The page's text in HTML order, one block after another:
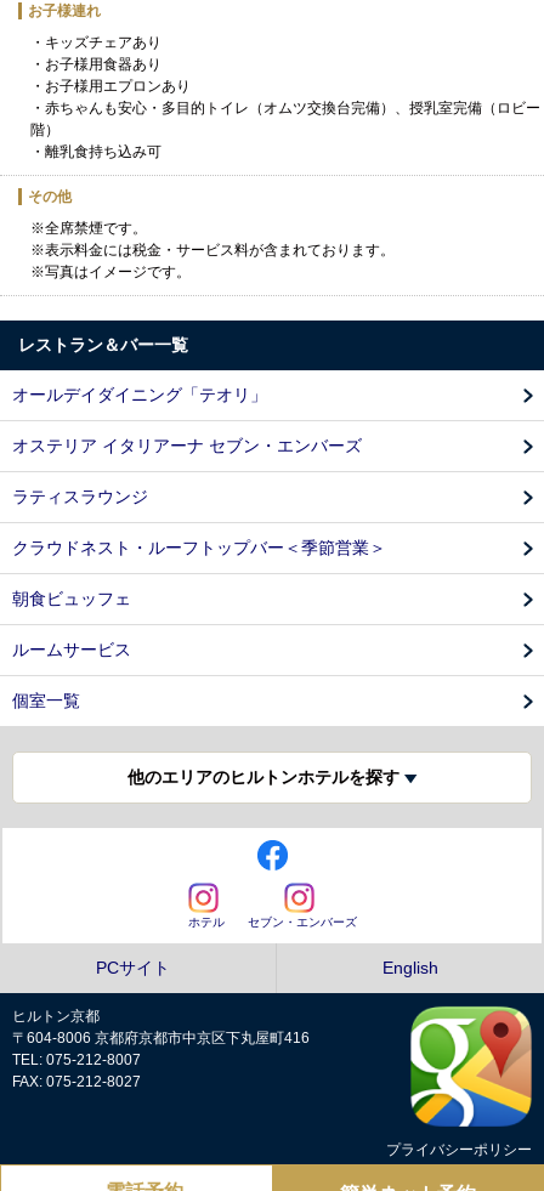
お子様連れ
・キッズチェアあり
・お子様用食器あり
・お子様用エプロンあり
・赤ちゃんも安心・多目的トイレ（オムツ交換台完備）、授乳室完備（ロビー
階）
・離乳食持ち込み可
その他
※全席禁煙です。
※表示料金には税金・サービス料が含まれております。
※写真はイメージです。
レストラン＆バー一覧
オールデイダイニング「テオリ」
オステリア イタリアーナ セブン・エンバーズ
ラティスラウンジ
クラウドネスト・ルーフトップバー＜季節営業＞
朝食ビュッフェ
ルームサービス
個室一覧
他のエリアのヒルトンホテルを探す
ホテル セブン・エンバーズ
PCサイト English
ヒルトン京都
〒604-8006 京都府京都市中京区下丸屋町416
TEL: 075-212-8007
FAX: 075-212-8027
プライバシーポリシー